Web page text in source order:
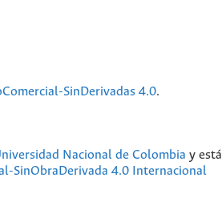
SinDerivadas 4.0.
Nacional de Colombia y está
SinObraDerivada 4.0 Internacional